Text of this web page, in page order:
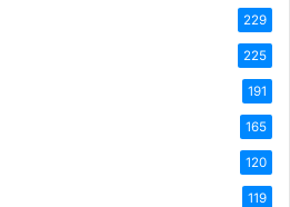
229
225
191
165
120
119